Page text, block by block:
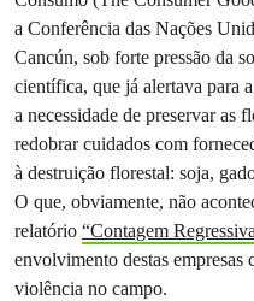
a Conferência das Nações
Cancún, sob forte pressão da
científica, que já alertava para
a necessidade de preservar as
redobrar cuidados com
à destruição florestal: soja,
O que, obviamente, não
relatório “Contagem
envolvimento destas empresas
violência no campo.